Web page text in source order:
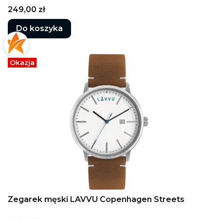
Cena
249,00 zł
Do koszyka
Okazja
Zegarek męski LAVVU Copenhagen Streets